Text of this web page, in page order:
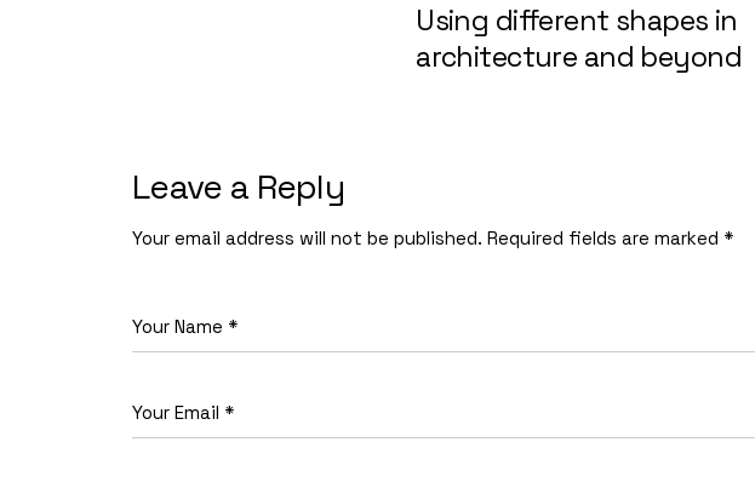
Using different shapes in
architecture and beyond
Leave a Reply
Your email address will not be published. Required fields are marked *